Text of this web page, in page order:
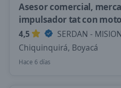
Asesor comercial,
impulsador tat con moto
4,5
SERDAN -
Chiquinquirá, Boyacá
Hace 6 días